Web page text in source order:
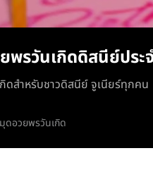
/
พรวันเกิดดิสนีย์ประ
ดสำหรับชาวดิสนีย์ จูเนียร์ทุกคน
ดอวยพรวันเกิด